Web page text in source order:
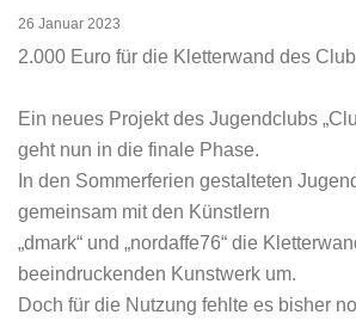
26 Januar 2023
2.000 Euro für die Kletterwand des
Ein neues Projekt des Jugendclubs
geht nun in die finale Phase.
In den Sommerferien gestalteten
gemeinsam mit den Künstlern
„dmark“ und „nordaffe76“ die
beeindruckenden Kunstwerk um.
Doch für die Nutzung fehlte es bisher